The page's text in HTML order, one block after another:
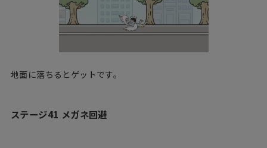
地面に落ちるとゲットです。
ステージ41 メガネ回避